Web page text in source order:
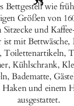
Bettgestell wie
Größen von
und
mit Bettwäsche,
Toilettenartikeln,
Kühlschrank,
Badematte,
und einem
ausgestattet.